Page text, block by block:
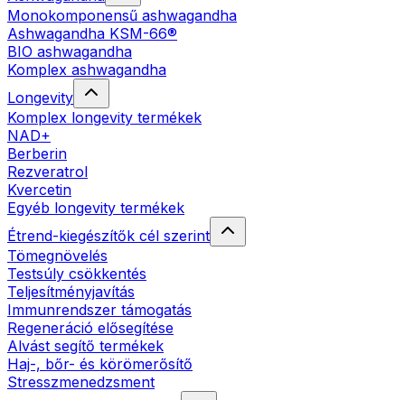
Monokomponensű ashwagandha
Ashwagandha KSM-66®
BIO ashwagandha
Komplex ashwagandha
Longevity
Komplex longevity termékek
NAD+
Berberin
Rezveratrol
Kvercetin
Egyéb longevity termékek
Étrend-kiegészítők cél szerint
Tömegnövelés
Testsúly csökkentés
Teljesítményjavítás
Immunrendszer támogatás
Regeneráció elősegítése
Alvást segítő termékek
Haj-, bőr- és körömerősítő
Stresszmenedzsment